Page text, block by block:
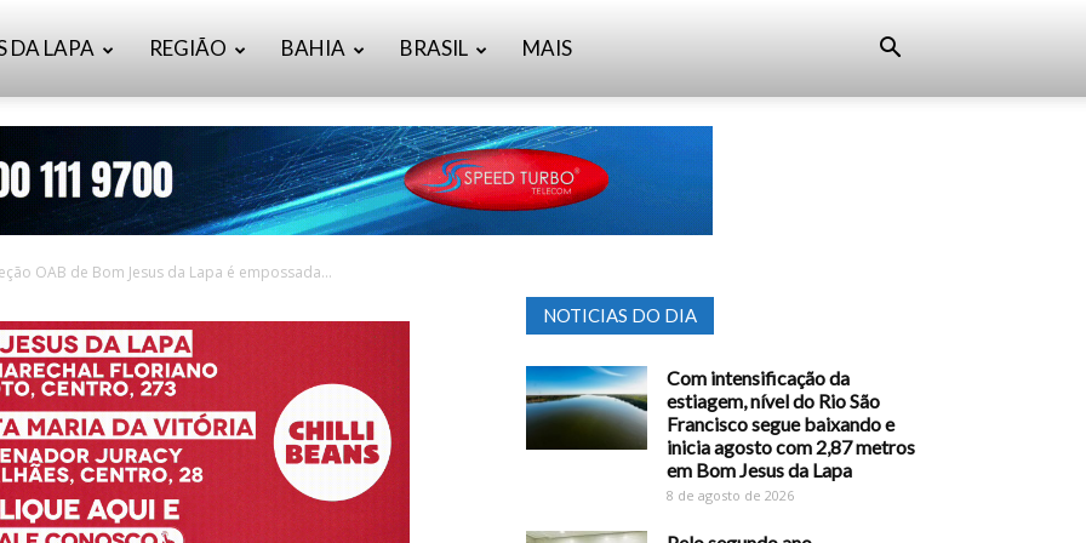
DA LAPA REGIÃO BAHIA BRASIL MAIS
OAB de Bom Jesus da Lapa é empossada...
NOTICIAS DO DIA
Com intensificação da
estiagem, nível do Rio São
Francisco segue baixando e
inicia agosto com 2,87 metros
em Bom Jesus da Lapa
8 de agosto de 2026